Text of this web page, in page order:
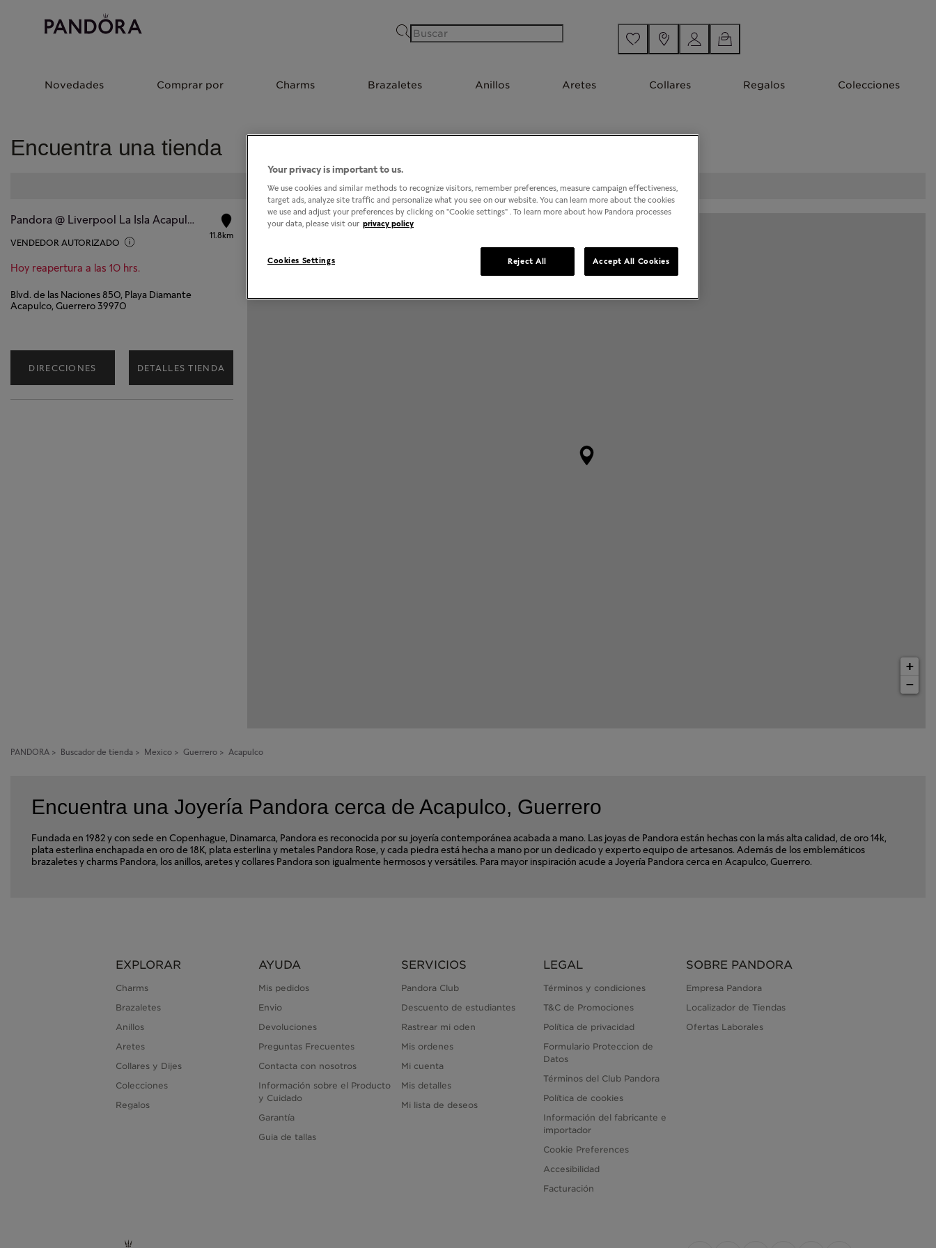
Buscar
Novedades Comprar por Charms Brazaletes Anillos Aretes Collares Regalos Colecciones
Encuentra una tienda
1TIENDAS EN ACAPULCO, GUERRERO
Pandora @ Liverpool La Isla Acapulco
VENDEDOR AUTORIZADO
Hoy reapertura a las 10 hrs.
11.8km
Blvd. de las Naciones 850, Playa Diamante
Acapulco, Guerrero 39970
DIRECCIONES DETALLES TIENDA
+
−
PANDORA > Buscador de tienda > Mexico > Guerrero > Acapulco
Encuentra una Joyería Pandora cerca de Acapulco, Guerrero
Fundada en 1982 y con sede en Copenhague, Dinamarca, Pandora es reconocida por su joyería contemporánea acabada a mano. Las joyas de Pandora están hechas con la más alta calidad, de oro 14k,
plata esterlina enchapada en oro de 18K, plata esterlina y metales Pandora Rose, y cada piedra está hecha a mano por un dedicado y experto equipo de artesanos. Además de los emblemáticos
brazaletes y charms Pandora, los anillos, aretes y collares Pandora son igualmente hermosos y versátiles. Para mayor inspiración acude a Joyería Pandora cerca en Acapulco, Guerrero.
EXPLORAR
Charms
Brazaletes
Anillos
Aretes
Collares y Dijes
Colecciones
Regalos
AYUDA
Mis pedidos
Envio
Devoluciones
Preguntas Frecuentes
Contacta con nosotros
Información sobre el Producto
y Cuidado
Garantía
Guia de tallas
SERVICIOS
Pandora Club
Descuento de estudiantes
Rastrear mi oden
Mis ordenes
Mi cuenta
Mis detalles
Mi lista de deseos
LEGAL
Términos y condiciones
T&C de Promociones
Política de privacidad
Formulario Proteccion de
Datos
Términos del Club Pandora
Política de cookies
Información del fabricante e
importador
Cookie Preferences
Accesibilidad
Facturación
SOBRE PANDORA
Empresa Pandora
Localizador de Tiendas
Ofertas Laborales
Your privacy is important to us.
We use cookies and similar methods to recognize visitors, remember preferences, measure campaign effectiveness,
target ads, analyze site traffic and personalize what you see on our website. You can learn more about the cookies
we use and adjust your preferences by clicking on "Cookie settings" . To learn more about how Pandora processes
your data, please visit our privacy policy
Cookies Settings Reject All Accept All Cookies